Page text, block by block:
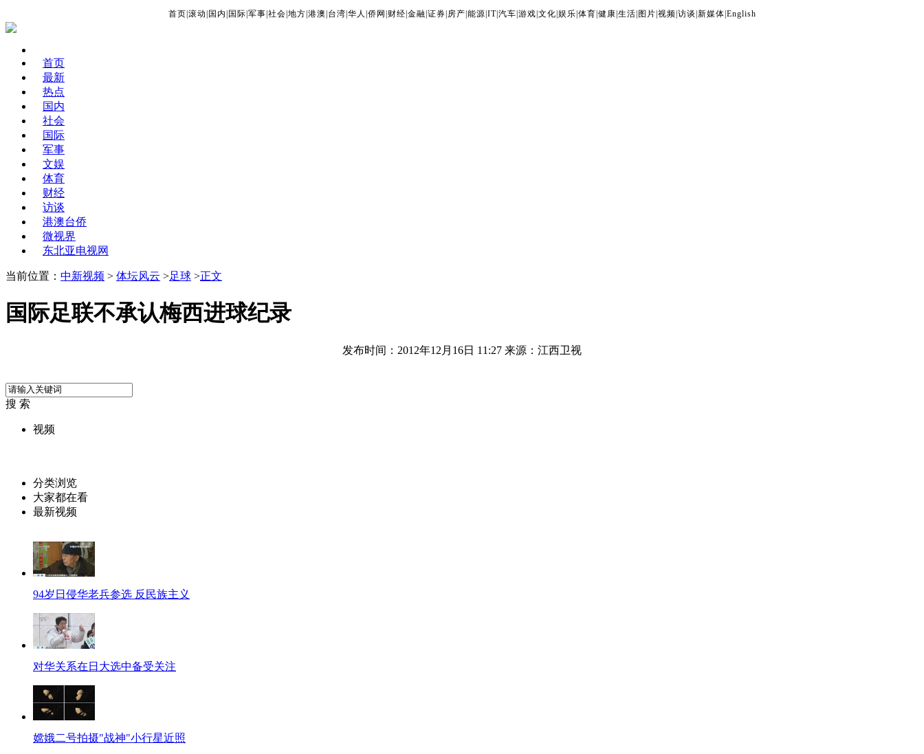
首页 滚动 国内 国际 军事 社会 地方 港澳 台湾 华人 侨网 财经 金融 证券 房产 能源 IT| 汽车 游戏 文化 娱乐 体育 健康 生活 图片 视频 访谈 新媒体 English
首页
最新
热点
国内
社会
国际
军事
文娱
体育
财经
访谈
港澳台侨
微视界
东北亚电视网
当前位置： 中新视频 > 体坛风云 >足球 >正文
国际足联不承认梅西进球纪录
发布时间：2012年12月16日 11:27 来源：江西卫视
搜 索
视频
分类浏览
大家都在看
最新视频
94岁日侵华老兵参选 反民族主义
对华关系在日大选中备受关注
嫦娥二号拍摄"战神"小行星近照